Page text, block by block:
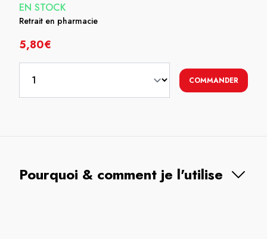
EN STOCK
Retrait en pharmacie
5,80€
COMMANDER
Pourquoi & comment je l'utilise